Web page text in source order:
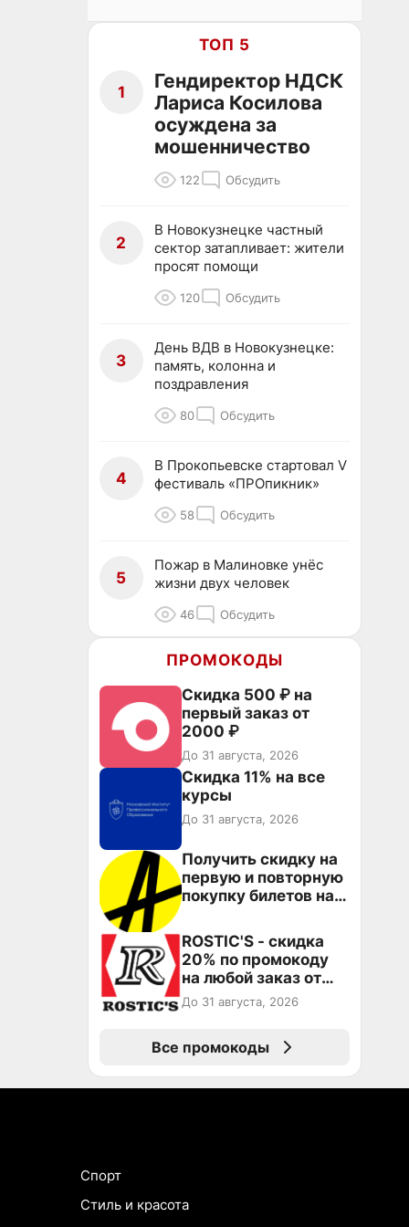
ТОП 5
1
Гендиректор НДСК
Лариса Косилова
осуждена за
мошенничество
122 Обсудить
2
В Новокузнецке частный
сектор затапливает: жители
просят помощи
120 Обсудить
3
День ВДВ в Новокузнецке:
память, колонна и
поздравления
80 Обсудить
4
В Прокопьевске стартовал V
фестиваль «ПРОпикник»
58 Обсудить
5
Пожар в Малиновке унёс
жизни двух человек
46 Обсудить
ПРОМОКОДЫ
Скидка 500 ₽ на
первый заказ от
2000 ₽
До 31 августа, 2026
Скидка 11% на все
курсы
До 31 августа, 2026
Получить скидку на
первую и повторную
покупку билетов на
ROSTIC'S - скидка
20% по промокоду
на любой заказ от
3199₽!
До 31 августа, 2026
Все промокоды
Спорт
Стиль и красота